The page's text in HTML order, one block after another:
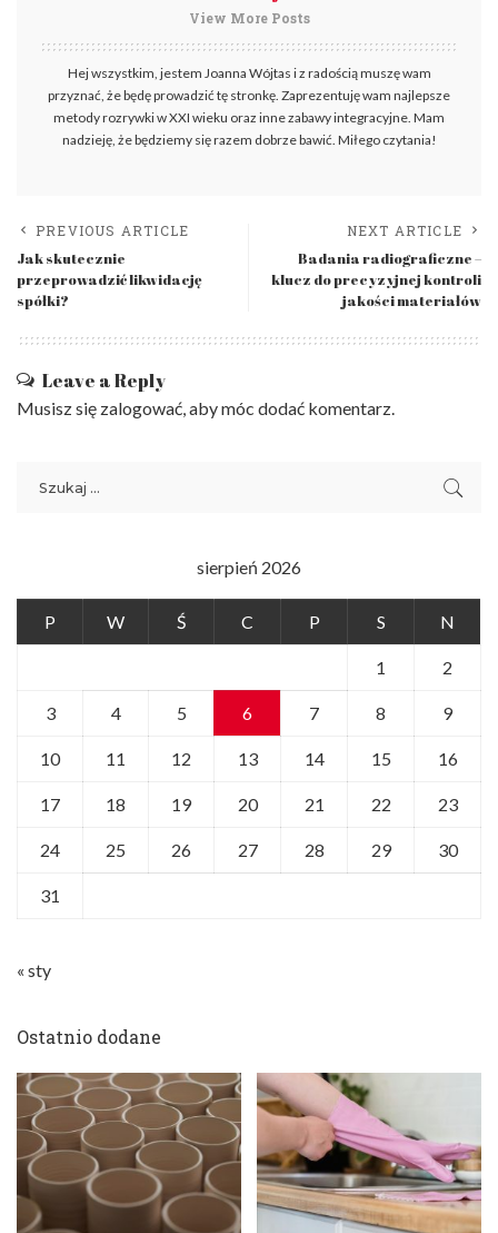
View More Posts
Hej wszystkim, jestem Joanna Wójtas i z radością muszę wam
przyznać, że będę prowadzić tę stronkę. Zaprezentuję wam najlepsze
metody rozrywki w XXI wieku oraz inne zabawy integracyjne. Mam
nadzieję, że będziemy się razem dobrze bawić. Miłego czytania!
PREVIOUS ARTICLE
Jak skutecznie
przeprowadzić likwidację
spółki?
NEXT ARTICLE
Badania radiograficzne –
klucz do precyzyjnej kontroli
jakości materiałów
Leave a Reply
Musisz się zalogować, aby móc dodać komentarz.
sierpień 2026
P W Ś C P S N
1 2
3 4 5 6 7 8 9
10 11 12 13 14 15 16
17 18 19 20 21 22 23
24 25 26 27 28 29 30
31
« sty
Ostatnio dodane